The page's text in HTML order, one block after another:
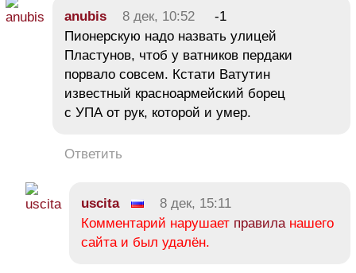
anubis 8 дек, 10:52
-1
Пионерскую надо назвать улицей
Пластунов, чтоб у ватников пердаки
порвало совсем. Кстати Ватутин
известный красноармейский борец
с УПА от рук, которой и умер.
Ответить
uscita
8 дек, 15:11
Комментарий нарушает правила нашего
сайта и был удалён.